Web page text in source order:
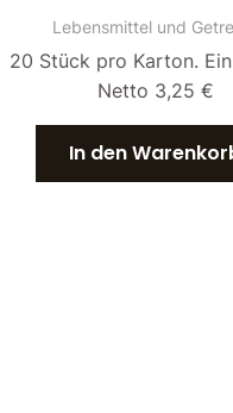
Lebensmittel und
20 Stück pro Karton.
Netto 3,25 €
In den